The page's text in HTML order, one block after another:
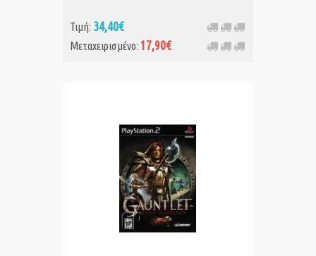
Τιμή: 34,40€
Μεταχειρισμένο: 17,90€